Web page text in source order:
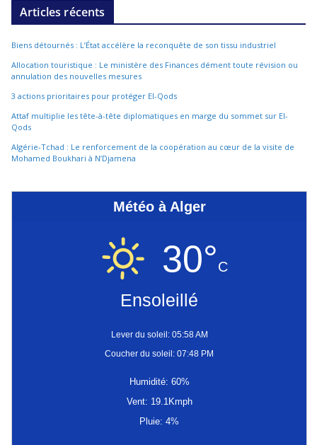
Articles récents
Biens détournés : L’État accélère la reconquête de son tissu industriel
Allocation touristique : Le ministère des Finances dément toute révision ou
annulation des nouvelles mesures
3 actions prioritaires pour protéger El-Qods
Attaf multiplie les tête-à-tête diplomatiques en marge du sommet sur El-
Qods
Algérie-Tchad : Le renforcement de la coopération au cœur de la visite de
Mohamed Boukhari à N’Djamena
Météo à Alger
30°C
Ensoleillé
Lever du soleil: 05:58 AM
Coucher du soleil: 07:48 PM
Humidité: 60%
Vent: 19.1Kmph
Pluie: 4%